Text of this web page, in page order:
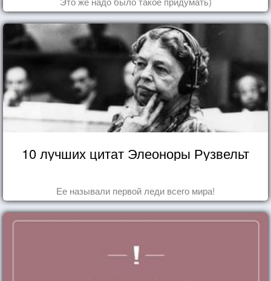
10 лучших цитат Элеоноры Рузвельт
Ее называли первой леди всего мира!